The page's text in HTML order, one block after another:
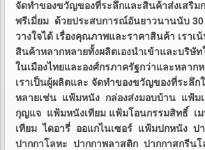
จัดทำของขวัญของที่ระลึกและสินค้าส่งเสริม
พรีเมี่ยม ด้วยประสบการณ์อันยาวนานนับ 30
วางใจได้ เรื่องคุณภาพและราคาสินค้า เราเ
สินค้าหลากหลายทั้งผลิตเองนำเข้าและบริษั
ในเมืองไทยและองศ์กรภาครัฐกว่าและหลาก
เราเป็นผู้ผลิตและ จัดทำของขวัญของที่ระลึก
หลายเช่น แฟ้มหนัง กล่องส่งมอบบ้าน แฟ้มเ
กุญแจ แฟ้มหนังเทียม แฟ้มโอนกรรมสิทธิ์ เ
เทียม ไดอารี่ ออแกไนเซอร์ แฟ้มปกหนัง ป
ปากกาโลหะ ปากกาพลาสติก ปากกาสกรีน